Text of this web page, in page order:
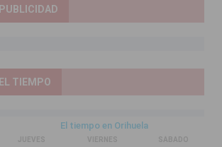
PUBLICIDAD
EL TIEMPO